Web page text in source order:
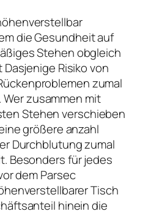
die Gesundheit auf
Stehen obgleich
Risiko von
zumal
zusammen mit
Stehen verschieben
größere anzahl
Durchblutung zumal
Besonders für jedes
dem Parsec
Tisch
hinein die